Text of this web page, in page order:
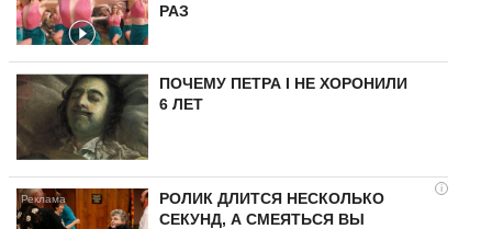
РАЗ
ПОЧЕМУ ПЕТРА I НЕ ХОРОНИЛИ
6 ЛЕТ
i
РОЛИК ДЛИТСЯ НЕСКОЛЬКО
СЕКУНД, А СМЕЯТЬСЯ ВЫ